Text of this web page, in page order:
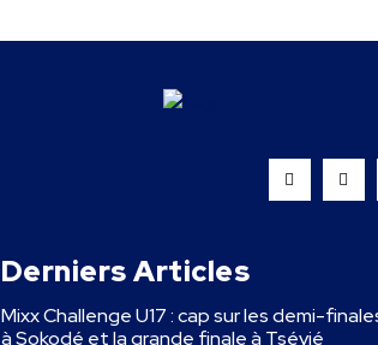
Derniers Articles
Mixx Challenge U17 : cap sur les demi-
à Sokodé et la grande finale à Tsévié